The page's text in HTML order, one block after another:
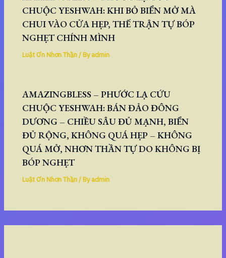
CHUỘC YESHWAH: KHI BỎ BIỂN MỞ MÀ
CHUI VÀO CỬA HẸP, THẾ TRẬN TỰ BÓP
NGHẸT CHÍNH MÌNH
Luật Ơn Nhơn Thần/ Byadmin
AMAZINGBLESS – PHƯỚC LẠ CỨU
CHUỘC YESHWAH: BÁN ĐẢO ĐÔNG
DƯƠNG – CHIỀU SÂU ĐỦ MẠNH, BIỂN
ĐỦ RỘNG, KHÔNG QUÁ HẸP – KHÔNG
QUÁ MỞ, NHƠN THẦN TỰ DO KHÔNG BỊ
BÓP NGHẸT
Luật Ơn Nhơn Thần/ Byadmin